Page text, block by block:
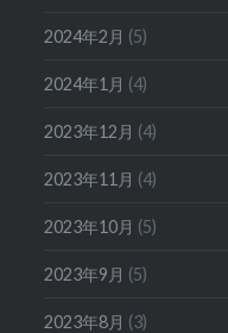
2024年2月 (5)
2024年1月 (4)
2023年12月 (4)
2023年11月 (4)
2023年10月 (5)
2023年9月 (5)
2023年8月 (3)